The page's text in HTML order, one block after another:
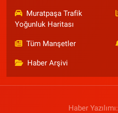
Muratpaşa Trafik
Yoğunluk Haritası
Tüm Manşetler
Haber Arşivi
Haber Yazılımı: